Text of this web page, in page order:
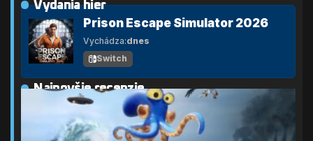
Vydania hier
Prison Escape Simulator 2026
Vychádza:dnes
Switch
Najnovšie recenzie